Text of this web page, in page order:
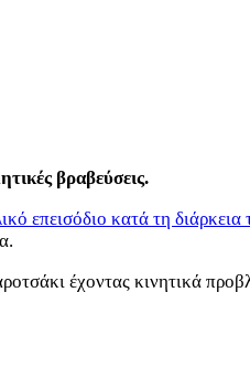
βραβεύσεις.
επεισόδιο κατά τη
έχοντας κινητικά